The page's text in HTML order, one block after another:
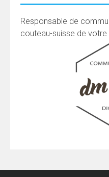
Responsable de
couteau-suisse de